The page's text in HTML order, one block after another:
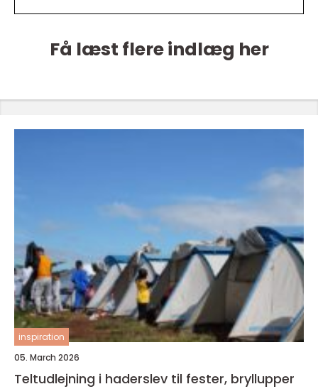
Få læst flere indlæg her
inspiration
05. March 2026
Teltudlejning i haderslev til fester, bryllupper